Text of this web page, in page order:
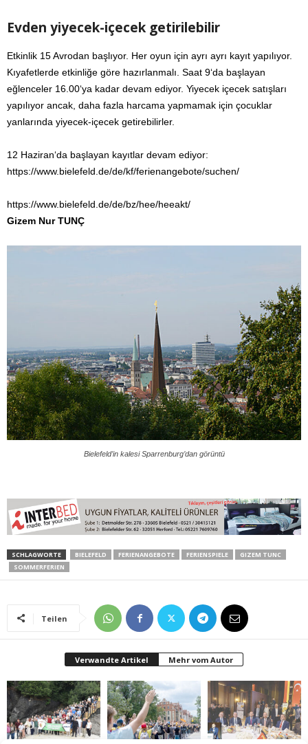
Evden yiyecek-içecek getirilebilir
Etkinlik 15 Avrodan başlıyor. Her oyun için ayrı ayrı kayıt yapılıyor.
Kıyafetlerde etkinliğe göre hazırlanmalı. Saat 9‘da başlayan
eğlenceler 16.00‘ya kadar devam ediyor. Yiyecek içecek satışları
yapılıyor ancak, daha fazla harcama yapmamak için çocuklar
yanlarında yiyecek-içecek getirebilirler.
12 Haziran‘da başlayan kayıtlar devam ediyor:
https://www.bielefeld.de/de/kf/ferienangebote/suchen/
https://www.bielefeld.de/de/bz/hee/heeakt/
Gizem Nur TUNÇ
Bielefeld’in kalesi Sparrenburg’dan görüntü
SCHLAGWORTE BIELEFELD FERIENANGEBOTE FERIENSPIELE
GIZEM TUNC
SOMMERFERIEN
Teilen
Verwandte Artikel Mehr vom Autor